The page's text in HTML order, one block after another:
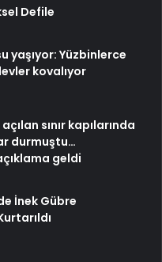
Defile
yaşıyor: Yüzbinlerce
kovalıyor
sınır kapılarında
durmuştu…
geldi
İnek Gübre